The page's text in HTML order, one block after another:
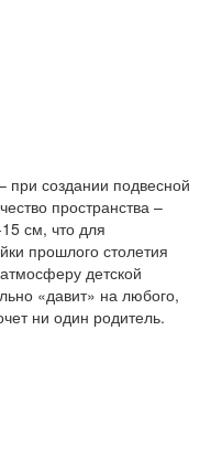
при создании подвесной
пространства –
см, что для
прошлого столетия
детской
«давит» на любого,
ни один родитель.